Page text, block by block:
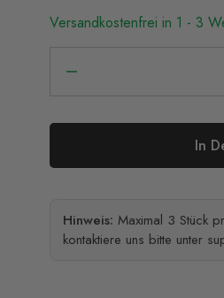
Versandkostenfrei in 1 - 3
In
Hinweis: Maximal 3 Stück
kontaktiere uns bitte unter